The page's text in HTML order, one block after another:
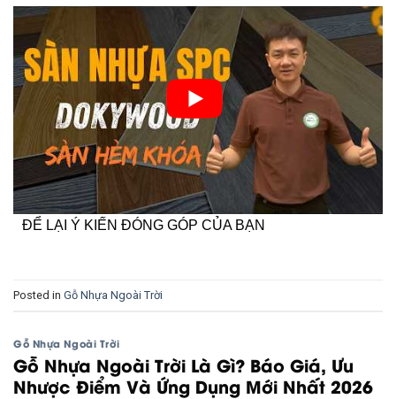
ĐỂ LẠI Ý KIẾN ĐÓNG GÓP CỦA BẠN
Posted in Gỗ Nhựa Ngoài Trời
Gỗ Nhựa Ngoài Trời
Gỗ Nhựa Ngoài Trời Là Gì? Báo Giá, Ưu
Nhược Điểm Và Ứng Dụng Mới Nhất 2026